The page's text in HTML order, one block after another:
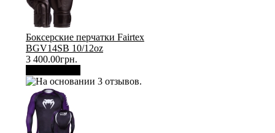
Боксерские перчатки Fairtex
BGV14SB 10/12oz
3 400.00грн.